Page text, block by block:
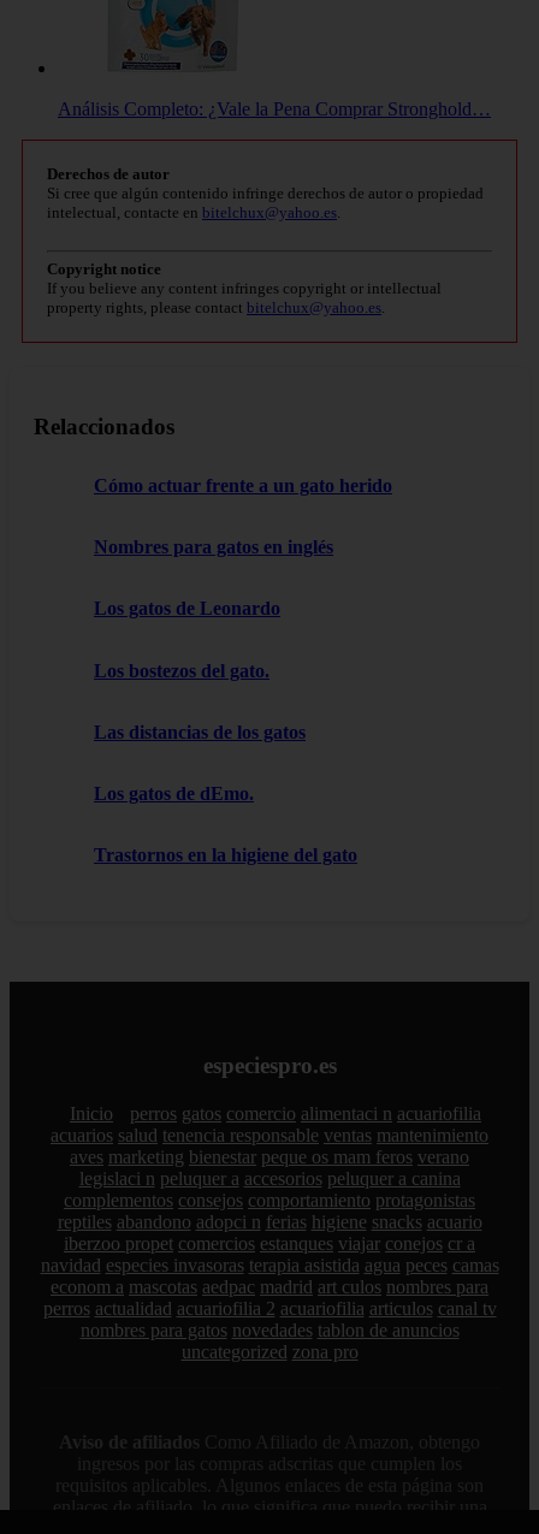
Análisis Completo: ¿Vale la Pena Comprar Stronghold…
Derechos de autor
Si cree que algún contenido infringe derechos de autor o propiedad
intelectual, contacte en bitelchux@yahoo.es.
Copyright notice
If you believe any content infringes copyright or intellectual
property rights, please contact bitelchux@yahoo.es.
Relaccionados
Cómo actuar frente a un gato herido
Nombres para gatos en inglés
Los gatos de Leonardo
Los bostezos del gato.
Las distancias de los gatos
Los gatos de dEmo.
Trastornos en la higiene del gato
especiespro.es
Inicio perros gatos comercio alimentaci n acuariofilia
acuarios salud tenencia responsable ventas mantenimiento
aves marketing bienestar peque os mam feros verano
legislaci n peluquer a accesorios peluquer a canina
complementos consejos comportamiento protagonistas
reptiles abandono adopci n ferias higiene snacks acuario
iberzoo propet comercios estanques viajar conejos cr a
navidad especies invasoras terapia asistida agua peces camas
econom a mascotas aedpac madrid art culos nombres para
perros actualidad acuariofilia 2 acuariofilia articulos canal tv
nombres para gatos novedades tablon de anuncios
uncategorized zona pro
Aviso de afiliados Como Afiliado de Amazon, obtengo
ingresos por las compras adscritas que cumplen los
requisitos aplicables. Algunos enlaces de esta página son
enlaces de afiliado, lo que significa que puedo recibir una